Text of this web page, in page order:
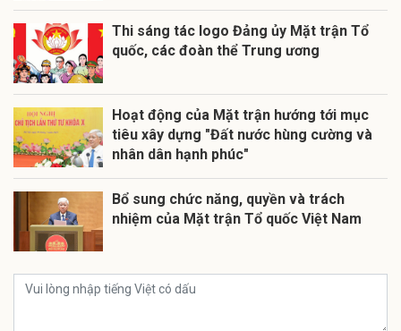
Thi sáng tác logo Đảng ủy Mặt trận Tổ
quốc, các đoàn thể Trung ương
Hoạt động của Mặt trận hướng tới mục
tiêu xây dựng "Đất nước hùng cường và
nhân dân hạnh phúc"
Bổ sung chức năng, quyền và trách
nhiệm của Mặt trận Tổ quốc Việt Nam